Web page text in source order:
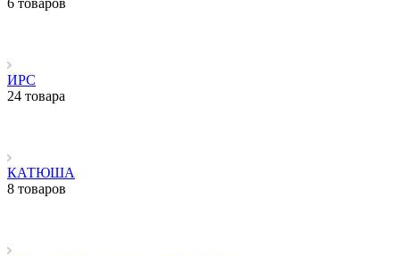
ИРС
24 товара
КАТЮША
8 товаров